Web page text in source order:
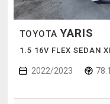
TOYOTA YARIS
1.5 16V FLEX SEDAN
2022/2023